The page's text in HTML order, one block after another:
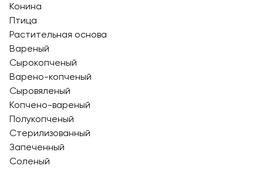
Конина
Птица
Растительная основа
Вареный
Сырокопченый
Варено-копченый
Сыровяленый
Копчено-вареный
Полукопченый
Стерилизованный
Запеченный
Соленый